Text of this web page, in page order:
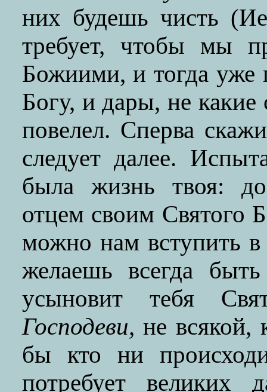
них будешь чисть
требует, чтобы мы
Божиими, и тогда уже
Богу, и дары, не
повелел. Сперва
следует далее.
была жизнь твоя:
отцем своим Святого
можно нам вступить
желаешь всегда
усыновит тебя
Господеви, не всякой,
бы кто ни
потребует великих